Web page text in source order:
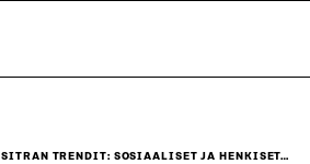
SITRAN TRENDIT: SOSIAALISET JA HENKISET…